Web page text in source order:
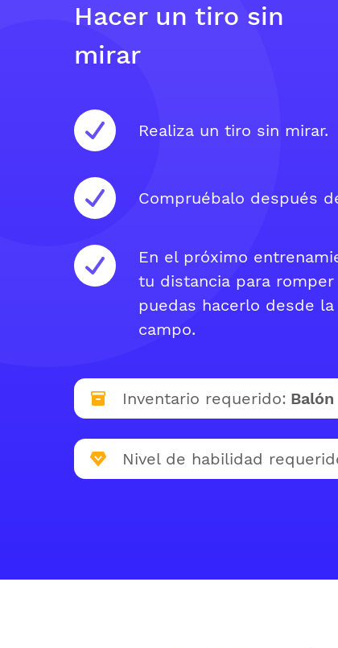
Hacer un tiro sin
mirar
Realiza un tiro sin mirar.
Compruébalo después
En el próximo
tu distancia para
puedas hacerlo desde
campo.
Inventario requerido: Balón
Nivel de habilidad